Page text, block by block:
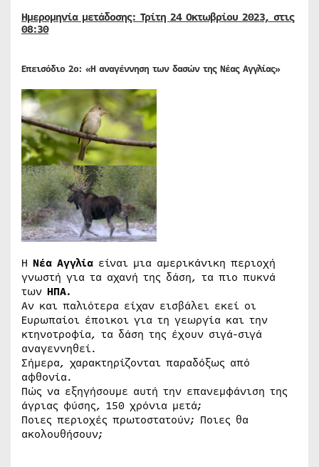
Ημερομηνία μετάδοσης: Τρίτη 24 Οκτωβρίου 2023, στις
08:30
Eπεισόδιο 2ο: «Η αναγέννηση των δασών της Νέας Αγγλίας»
Η Νέα Αγγλία είναι μια αμερικάνικη περιοχή
γνωστή για τα αχανή της δάση, τα πιο πυκνά
των ΗΠΑ.
Αν και παλιότερα είχαν εισβάλει εκεί οι
Ευρωπαίοι έποικοι για τη γεωργία και την
κτηνοτροφία, τα δάση της έχουν σιγά-σιγά
αναγεννηθεί.
Σήμερα, χαρακτηρίζονται παραδόξως από
αφθονία.
Πώς να εξηγήσουμε αυτή την επανεμφάνιση της
άγριας φύσης, 150 χρόνια μετά;
Ποιες περιοχές πρωτοστατούν; Ποιες θα
ακολουθήσουν;